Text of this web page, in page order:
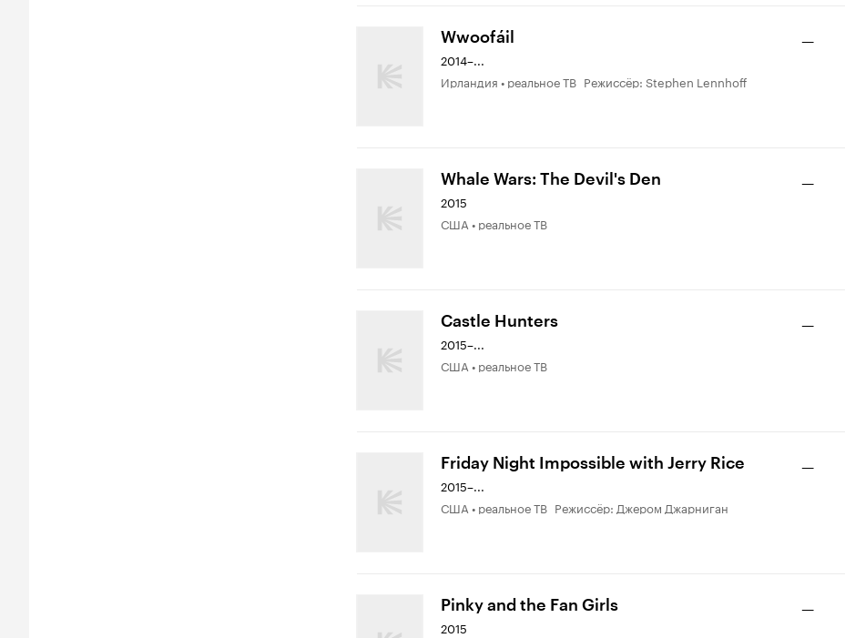
Wwoofáil
2014–...
Ирландия • реальное ТВ Режиссёр: Stephen Lennhoff
—
Whale Wars: The Devil's Den
2015
США • реальное ТВ
—
Castle Hunters
2015–...
США • реальное ТВ
—
Friday Night Impossible with Jerry Rice
2015–...
США • реальное ТВ Режиссёр: Джером Джарниган
—
Pinky and the Fan Girls
2015
—